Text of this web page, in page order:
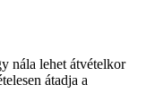
nála lehet átvételkor
átadja a